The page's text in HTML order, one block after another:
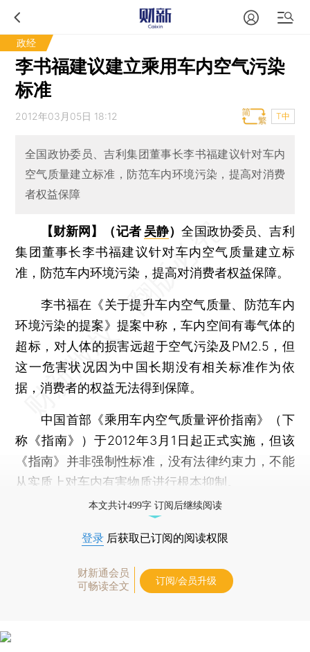
政经
李书福建议建立乘用车内空气污染
标准
2012年03月05日 18:12 T中
全国政协委员、吉利集团董事长李书福建议针对车内
空气质量建立标准，防范车内环境污染，提高对消费
者权益保障
【财新网】（记者吴静）全国政协委员、吉利
集团董事长李书福建议针对车内空气质量建立标
准，防范车内环境污染，提高对消费者权益保障。
李书福在《关于提升车内空气质量、防范车内
环境污染的提案》提案中称，车内空间有毒气体的
超标，对人体的损害远超于空气污染及PM2.5，但
这一危害状况因为中国长期没有相关标准作为依
据，消费者的权益无法得到保障。
中国首部《乘用车内空气质量评价指南》（下
称《指南》）于2012年3月1日起正式实施，但该
《指南》并非强制性标准，没有法律约束力，不能
从实质上对车内有害物质进行根本抑制。
本文共计499字 订阅后继续阅读
登录 后获取已订阅的阅读权限
财新通会员
可畅读全文
订阅/会员升级